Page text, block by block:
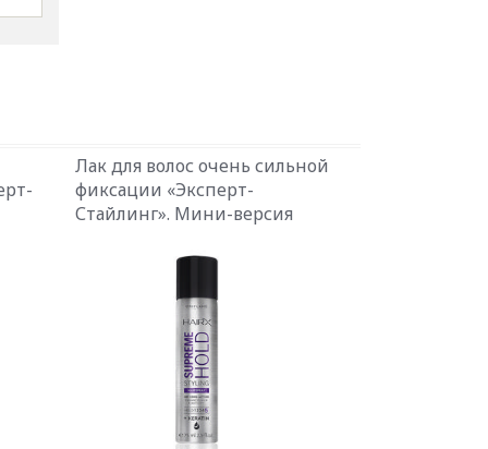
Лак для волос очень сильной
фиксации «Эксперт-
Стайлинг». Мини-версия